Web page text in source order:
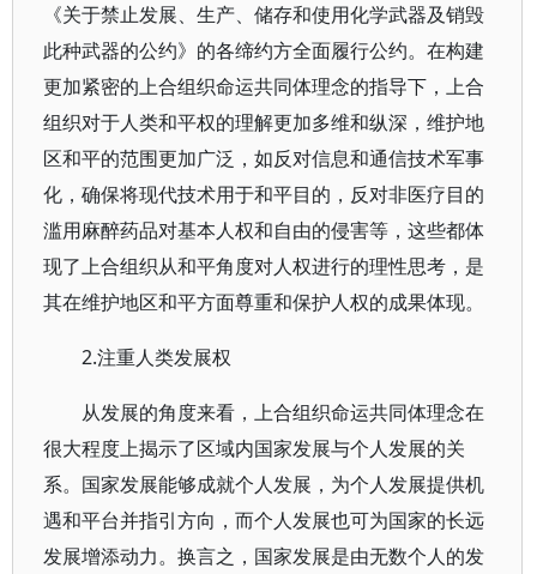
《关于禁止发展、生产、储存和使用化学武器及销毁
此种武器的公约》的各缔约方全面履行公约。在构建
更加紧密的上合组织命运共同体理念的指导下，上合
组织对于人类和平权的理解更加多维和纵深，维护地
区和平的范围更加广泛，如反对信息和通信技术军事
化，确保将现代技术用于和平目的，反对非医疗目的
滥用麻醉药品对基本人权和自由的侵害等，这些都体
现了上合组织从和平角度对人权进行的理性思考，是
其在维护地区和平方面尊重和保护人权的成果体现。
2.注重人类发展权
从发展的角度来看，上合组织命运共同体理念在
很大程度上揭示了区域内国家发展与个人发展的关
系。国家发展能够成就个人发展，为个人发展提供机
遇和平台并指引方向，而个人发展也可为国家的长远
发展增添动力。换言之，国家发展是由无数个人的发